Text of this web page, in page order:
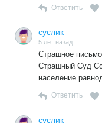
Ответить
суслик
5 лет назад
Страшное
Страшный Суд
население
Ответить
суслик